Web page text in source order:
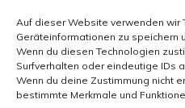
Auf dieser Website verwenden wir
Geräteinformationen zu speichern
Wenn du diesen Technologien
Surfverhalten oder eindeutige IDs
Wenn du deine Zustimmung nicht
bestimmte Merkmale und
„Jeder junge Mensch hat
wirtschaftliche Lage und
ein Recht
auf schulische Bildung,
Förderung“